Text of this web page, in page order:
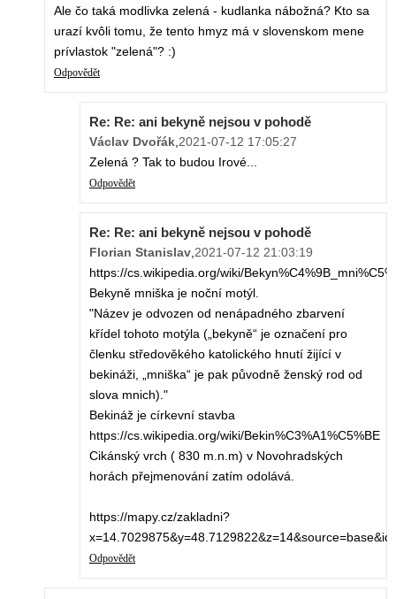
Ale čo taká modlivka zelená - kudlanka nábožná? Kto sa
urazí kvôli tomu, že tento hmyz má v slovenskom mene
prívlastok "zelená"? :)
Odpovědět
Re: Re: ani bekyně nejsou v pohodě
Václav Dvořák,2021-07-12 17:05:27
Zelená ? Tak to budou Irové...
Odpovědět
Re: Re: ani bekyně nejsou v pohodě
Florian Stanislav,2021-07-12 21:03:19
https://cs.wikipedia.org/wiki/
Bekyně mniška je noční motýl.
"Název je odvozen od nenápadného zbarvení
křídel tohoto motýla („bekyně“ je označení pro
členku středověkého katolického hnutí žijící v
bekináži, „mniška“ je pak původně ženský rod od
slova mnich)."
Bekináž je církevní stavba
https://cs.wikipedia.org/wiki/Bekin%C3%A1%C5%BE
Cikánský vrch ( 830 m.n.m) v Novohradských
horách přejmenování zatím odolává.
https://mapy.cz/zakladni?
Odpovědět